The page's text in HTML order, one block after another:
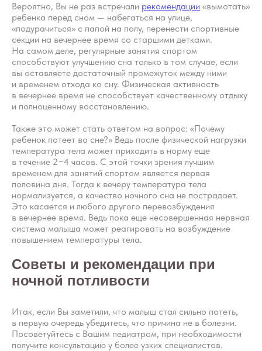
Вероятно, Вы не раз встречали рекомендации «вымотать»
ребенка перед сном — набегаться на улице,
«подурачиться» с папой на полу, перенести спортивные
секции на вечернее время со старшими детками.
На самом деле, регулярные занятия спортом
способствуют улучшению сна только в том случае, если
вы оставляете достаточный промежуток между ними
и временем отхода ко сну. Физическая активность
в вечернее время не способствует качественному отдыху
и полноценному восстановлению.
Также это может стать ответом на вопрос: «Почему
ребенок потеет во сне?» Ведь после физической нагрузки
температура тела может приходить в норму еще
в течение 2−4 часов. С этой точки зрения лучшим
временем для занятий спортом является первая
половина дня. Тогда к вечеру температура тела
нормализуется, а качество ночного сна не пострадает.
Это касается и любого другого перевозбуждения
в вечернее время. Ведь пока еще несовершенная нервная
система малыша может реагировать на возбуждение
повышением температуры тела.
Советы и рекомендации при
ночной потливости
Итак, если Вы заметили, что малыш стал сильно потеть,
в первую очередь убедитесь, что причина не в болезни.
Посоветуйтесь с Вашим педиатром, при необходимости
получите консультацию у более узких специалистов.